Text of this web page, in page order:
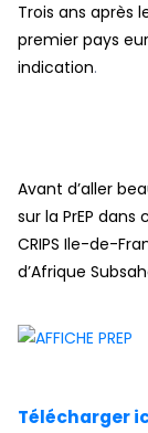
Trois ans après
premier pays
indication.
Avant d’aller
sur la PrEP
CRIPS Ile-de-
d’Afrique
Télécharger